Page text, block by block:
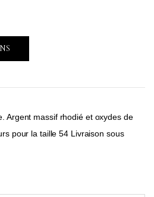
Argent massif rhodié et oxydes de
pour la taille 54 Livraison sous